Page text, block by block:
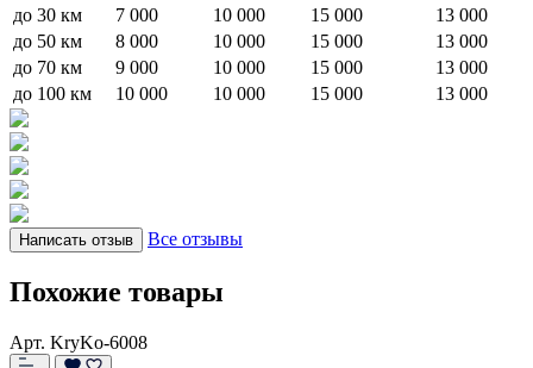
до 30 км
7 000 10 000 15 000
13 000
до 50 км
8 000 10 000 15 000
13 000
до 70 км
9 000 10 000 15 000
13 000
до 100 км
10 000 10 000 15 000 13 000
Написать отзыв Все отзывы
Похожие товары
Арт. KryKo-6008